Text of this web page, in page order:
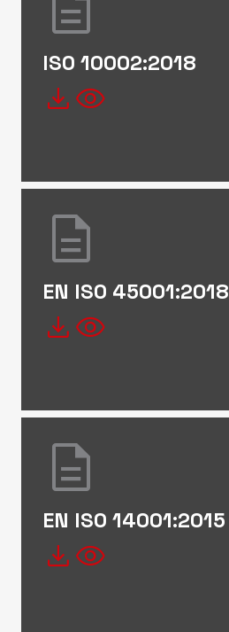
ISO 10002:2018
file_downloadvisibility
description
EN ISO 45001:2018
file_downloadvisibility
description
EN ISO 14001:2015
file_downloadvisibility